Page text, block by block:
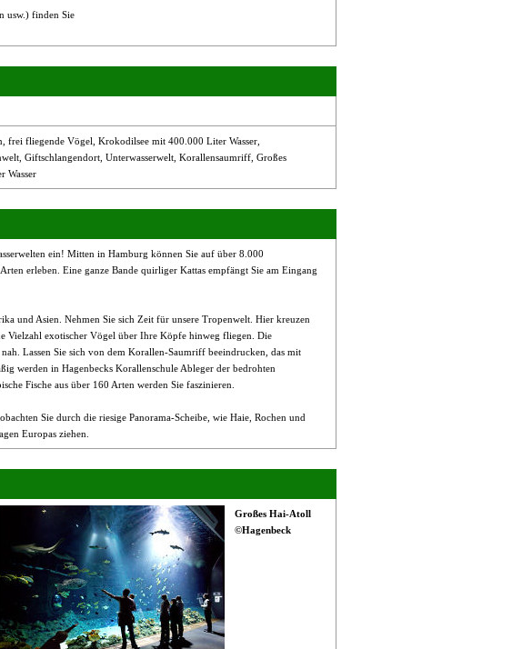
usw.) finden Sie
frei fliegende Vögel, Krokodilsee mit 400.000 Liter Wasser,
Giftschlangendort, Unterwasserwelt, Korallensaumriff, Großes
Wasser
ein! Mitten in Hamburg können Sie auf über 8.000
erleben. Eine ganze Bande quirliger Kattas empfängt Sie am Eingang
und Asien. Nehmen Sie sich Zeit für unsere Tropenwelt. Hier kreuzen
Vielzahl exotischer Vögel über Ihre Köpfe hinweg fliegen. Die
Lassen Sie sich von dem Korallen-Saumriff beeindrucken, das mit
werden in Hagenbecks Korallenschule Ableger der bedrohten
Fische aus über 160 Arten werden Sie faszinieren.
Sie durch die riesige Panorama-Scheibe, wie Haie, Rochen und
Europas ziehen.
Großes Hai-Atoll
©Hagenbeck